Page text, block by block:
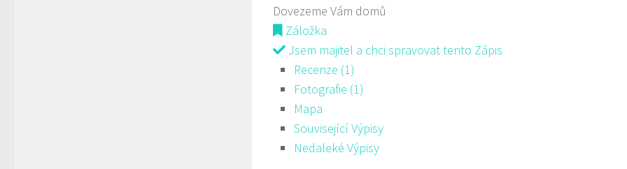
Dovezeme Vám domů
Záložka
Jsem majitel a chci spravovat tento Zápis
Recenze (1)
Fotografie (1)
Mapa
Související Výpisy
Nedaleké Výpisy